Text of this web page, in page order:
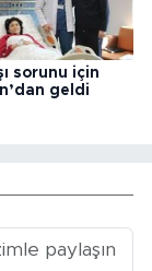
sorunu için
geldi